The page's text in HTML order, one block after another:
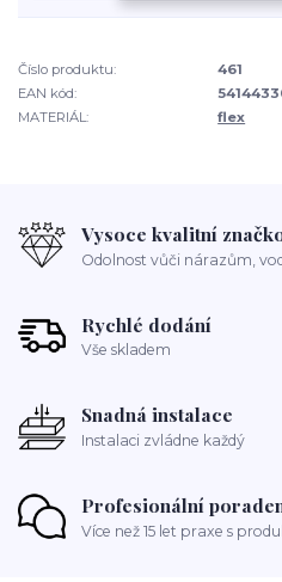
Číslo produktu:
461
EAN kód:
MATERIÁL:
flex
Vysoce kvalitní
Odolnost vůči nárazům,
Rychlé dodání
Vše skladem
Snadná instalace
Instalaci zvládne každý
Profesionální
Více než 15 let praxe s